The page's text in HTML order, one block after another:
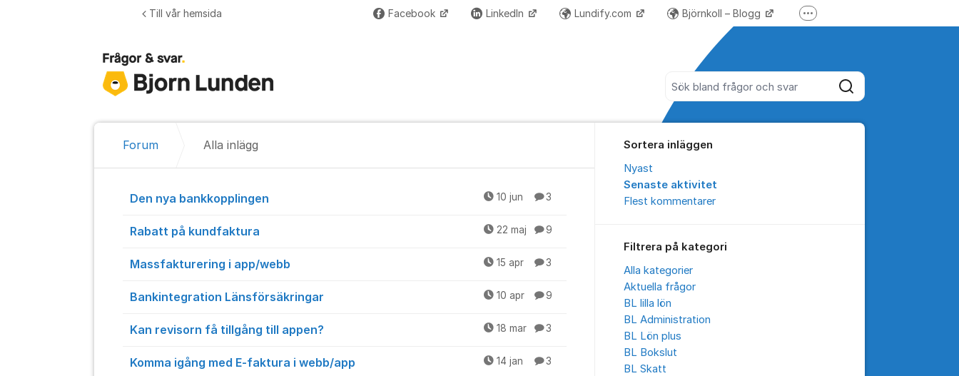
Sök bland alla inlägg
Sök
Till vår hemsida Facebook LinkedIn Lundify.com Björnkoll – Blogg Fler supportlänkar
Forum Alla inlägg
Alla inlägg
Den nya bankkopplingen 10 jun 3
Rabatt på kundfaktura 22 maj 9
Massfakturering i app/webb 15 apr 3
Bankintegration Länsförsäkringar 10 apr 9
Kan revisorn få tillgång till appen? 18 mar 3
Komma igång med E-faktura i webb/app 14 jan 3
Sortera inläggen
Nyast
Senaste aktivitet
Flest kommentarer
Filtrera på kategori
Alla kategorier
Aktuella frågor
BL lilla lön
BL Administration
BL Lön plus
BL Bokslut
BL Skatt